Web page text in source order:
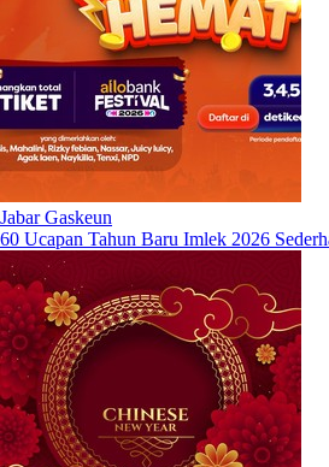
Jabar Gaskeun
60 Ucapan Tahun Baru Imlek 2026